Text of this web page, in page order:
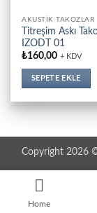
AKUSTIK TAKOZLAR
Titreşim Askı
IZODT 01
₺160,00 + KDV
SEPETE EKLE
Copyright 2026
Home